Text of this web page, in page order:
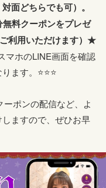
面どちらでも可）。
料クーポンをプレゼ
利用いただけます）★
マホのLINE画面を確認
ます。⭐⭐⭐
ポンの配信など、よ
ますので、ぜひお早